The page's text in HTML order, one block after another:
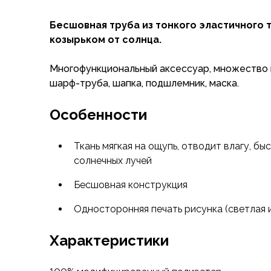
Беговые и спортивные
Пончо и дождевики
Куртки с синтетическим утеплителем
Жилеты
Мембранные брюки
Брюки с синтетическим утеплителем
Флисовые брюки
Шорты
Термофутболки
Термотрусы
Бесшовная труба из тонкого эластичного
козырьком от солнца.
Многофункциональный аксессуар, множество
шарф-труба, шапка, подшлемник, маска.
Особенности
Ткань мягкая на ощупь, отводит влагу,
солнечных лучей
Бесшовная конструкция
Односторонняя печать рисунка (светлая
Характеристики